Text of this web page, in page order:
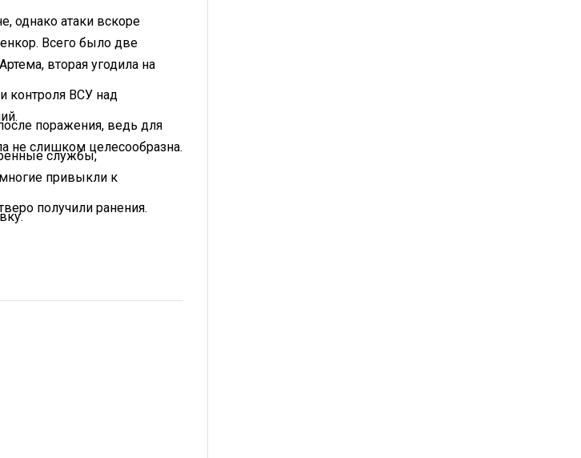
однако атаки вскоре
Всего было две
вторая угодила на
контроля ВСУ над
поражения, ведь для
не слишком целесообразна.
службы,
привыкли к
получили ранения.